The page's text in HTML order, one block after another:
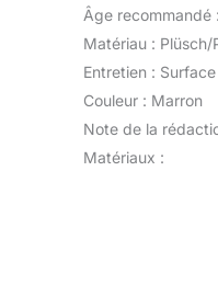
Âge recommandé
Matériau :
Entretien :
Couleur : Marron
Note de la
Matériaux :